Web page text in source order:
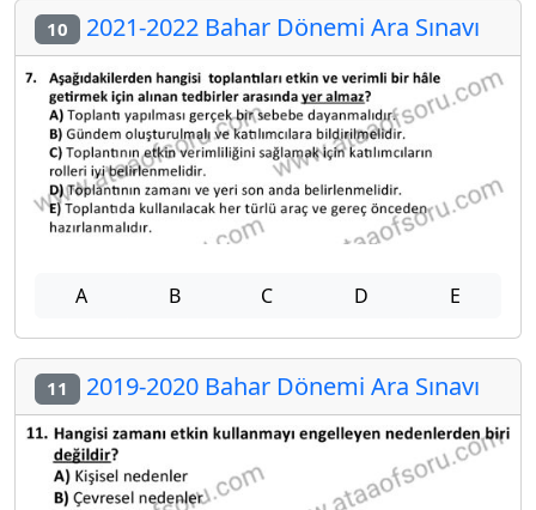
10 2021-2022 Bahar Dönemi Ara Sınavı
A B C D E
11 2019-2020 Bahar Dönemi Ara Sınavı